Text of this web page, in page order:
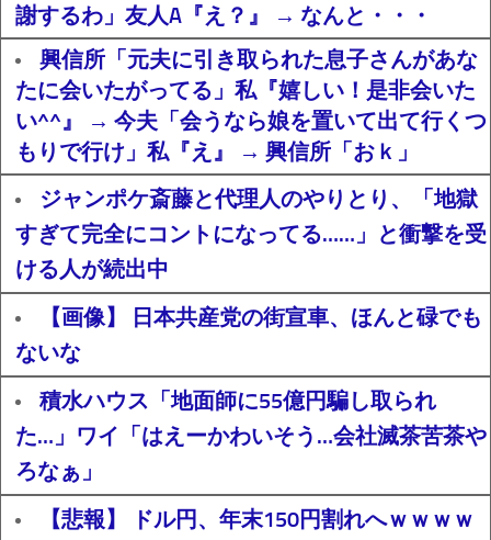
謝するわ」友人A『え？』 → なんと・・・
興信所「元夫に引き取られた息子さんがあな
たに会いたがってる」私『嬉しい！是非会いた
い^^』 → 今夫「会うなら娘を置いて出て行くつ
もりで行け」私『え』 → 興信所「おｋ」
ジャンポケ斎藤と代理人のやりとり、「地獄
すぎて完全にコントになってる……」と衝撃を受
ける人が続出中
【画像】 日本共産党の街宣車、ほんと碌でも
ないな
積水ハウス「地面師に55億円騙し取られ
た…」ワイ「はえーかわいそう…会社滅茶苦茶や
ろなぁ」
【悲報】 ドル円、年末150円割れへｗｗｗｗ